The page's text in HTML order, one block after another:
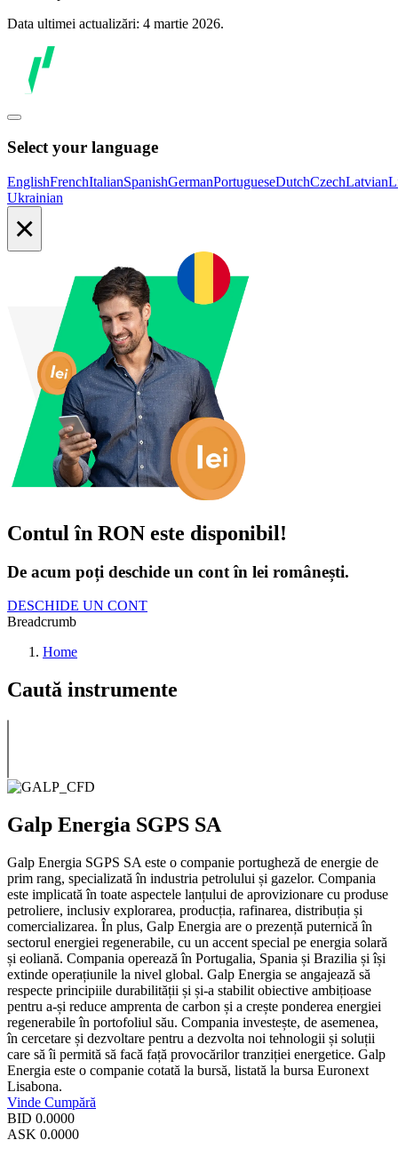
Data ultimei actualizări: 4 martie 2026.
Select your language
EnglishFrenchItalianSpanishGermanPortugueseDutchCzechLatvian
Ukrainian
×
Contul în RON este disponibil!
De acum poți deschide un cont în lei românești.
DESCHIDE UN CONT
Breadcrumb
Home
Caută instrumente
Galp Energia SGPS SA
Galp Energia SGPS SA este o companie portugheză de energie de
prim rang, specializată în industria petrolului și gazelor. Compania
este implicată în toate aspectele lanțului de aprovizionare cu produse
petroliere, inclusiv explorarea, producția, rafinarea, distribuția și
comercializarea. În plus, Galp Energia are o prezență puternică în
sectorul energiei regenerabile, cu un accent special pe energia solară
și eoliană. Compania operează în Portugalia, Spania și Brazilia și își
extinde operațiunile la nivel global. Galp Energia se angajează să
respecte principiile durabilității și și-a stabilit obiective ambițioase
pentru a-și reduce amprenta de carbon și a crește ponderea energiei
regenerabile în portofoliul său. Compania investește, de asemenea,
în cercetare și dezvoltare pentru a dezvolta noi tehnologii și soluții
care să îi permită să facă față provocărilor tranziției energetice. Galp
Energia este o companie cotată la bursă, listată la bursa Euronext
Lisabona.
Vinde Cumpără
BID 0.0000
ASK 0.0000